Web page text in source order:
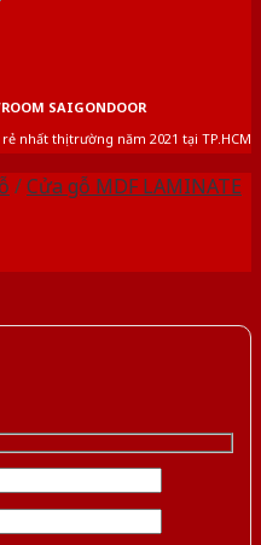
SAIGONDOOR
nhất thị trường năm 2021 tại TP.HCM
/Cửa gỗ MDF LAMINATE